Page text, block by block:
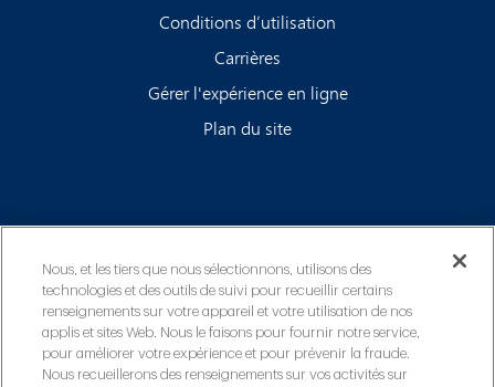
Conditions d’utilisation
Carrières
Gérer l'expérience en ligne
Plan du site
Nous, et les tiers que nous sélectionnons, utilisons des
technologies et des outils de suivi pour recueillir certains
renseignements sur votre appareil et votre utilisation de nos
applis et sites Web. Nous le faisons pour fournir notre service,
pour améliorer votre expérience et pour prévenir la fraude.
Nous recueillerons des renseignements sur vos activités sur